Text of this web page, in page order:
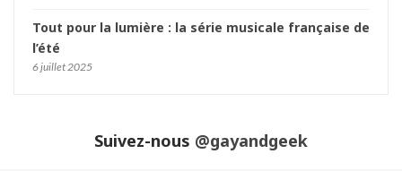
Tout pour la lumière : la série musicale française de
l’été
6 juillet 2025
Suivez-nous @gayandgeek